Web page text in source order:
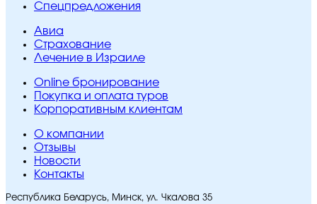
Спецпредложения
Авиа
Страхование
Лечение в Израиле
Online бронирование
Покупка и оплата туров
Корпоративным клиентам
O компании
Отзывы
Новости
Контакты
Республика Беларусь, Минск, ул. Чкалова 35